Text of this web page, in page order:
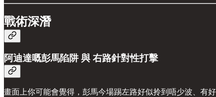
戰術深潛
阿迪達嘅彭馬陷阱 與 右路針對性打擊
畫面上你可能會覺得，彭馬今場踢左路好似拎到唔少波、有